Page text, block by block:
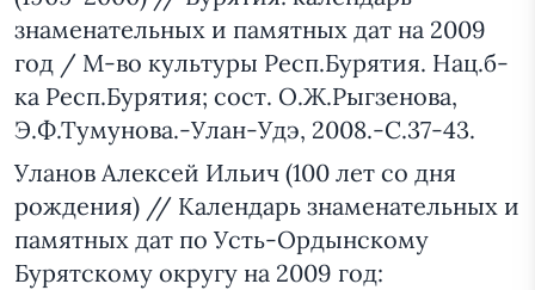
знаменательных и памятных дат на 2009
год / М-во культуры Респ.Бурятия. Нац.б-
ка Респ.Бурятия; сост. О.Ж.Рыгзенова,
Э.Ф.Тумунова.-Улан-Удэ, 2008.-С.37-43.
Уланов Алексей Ильич (100 лет со дня
рождения) // Календарь знаменательных и
памятных дат по Усть-Ордынскому
Бурятскому округу на 2009 год: